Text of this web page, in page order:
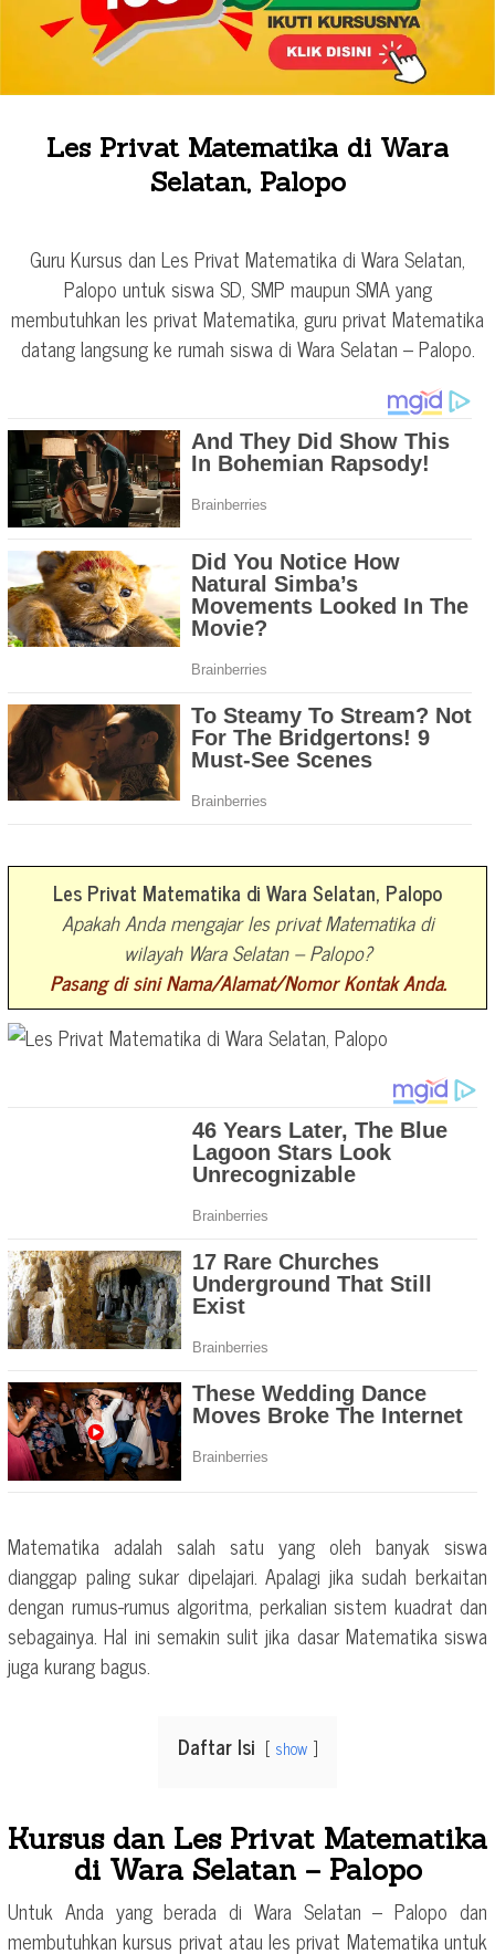
Les Privat Matematika di Wara
Selatan, Palopo
Guru Kursus dan Les Privat Matematika di Wara Selatan,
Palopo untuk siswa SD, SMP maupun SMA yang
membutuhkan les privat Matematika, guru privat Matematika
datang langsung ke rumah siswa di Wara Selatan – Palopo.
Les Privat Matematika di Wara Selatan, Palopo
Apakah Anda mengajar les privat Matematika di
wilayah Wara Selatan – Palopo?
Pasang di sini Nama/Alamat/Nomor Kontak Anda.
Matematika adalah salah satu yang oleh banyak siswa
dianggap paling sukar dipelajari. Apalagi jika sudah berkaitan
dengan rumus-rumus algoritma, perkalian sistem kuadrat dan
sebagainya. Hal ini semakin sulit jika dasar Matematika siswa
juga kurang bagus.
Daftar Isi show
Kursus dan Les Privat Matematika
di Wara Selatan – Palopo
Untuk Anda yang berada di Wara Selatan – Palopo dan
membutuhkan kursus privat atau les privat Matematika untuk